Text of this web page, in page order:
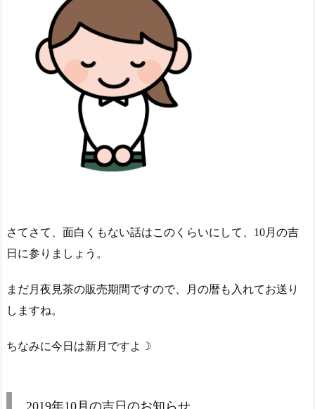
さてさて、面白くもない話はこのくらいにして、10月の吉
日に参りましょう。
まだ月夜見茶の販売期間ですので、月の暦も入れてお送り
しますね。
ちなみに今日は新月ですよ☽
2019年10月の吉日のお知らせ